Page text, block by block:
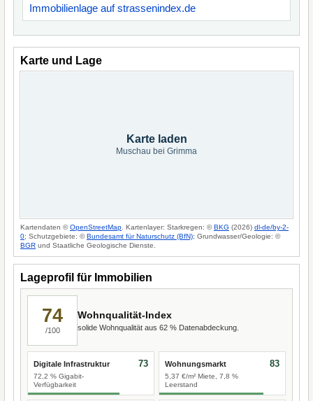
Immobilienlage auf strassenindex.de
Karte und Lage
Karte laden
Muschau bei Grimma
Kartendaten ©OpenStreetMap . Kartenlayer: Starkregen: ©BKG (2026) dl-de/by-2-
0; Schutzgebiete: ©Bundesamt für Naturschutz (BfN); Grundwasser/Geologie: ©
BGR und Staatliche Geologische Dienste.
Lageprofil für Immobilien
74
/100
Wohnqualität-Index
solide Wohnqualität aus 62 % Datenabdeckung.
Digitale Infrastruktur
72,2 % Gigabit-
Verfügbarkeit
73 Wohnungsmarkt
5,37 €/m² Miete, 7,8 %
Leerstand
83